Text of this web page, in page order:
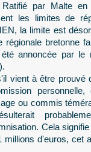
Ratifié par Malte
les limites de
la limite est
régionale bretonne
annoncée par le
vient à être prouvé
ou commis
Cela
millions d'euros, cet